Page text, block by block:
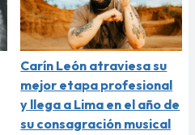
Carín León atraviesa su
mejor etapa profesional
y llega a Lima en el año de
su consagración musical